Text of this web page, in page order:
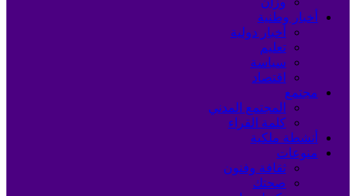
أخبار وطنية
أخبار دولية
تعليم
سياسة
اقتصاد
مجتمع
المجتمع المدني
كلمة القراء
أنشطة ملكية
منوعات
ثقافة وفنون
صحتك